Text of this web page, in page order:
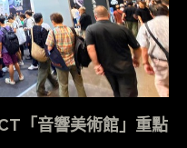
「音響美術館」重點